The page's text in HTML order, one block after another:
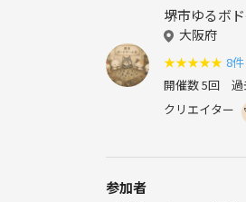
堺市ゆるボ
大阪府
★★★★★ 8
開催数 5回 過
クリエイター
参加者